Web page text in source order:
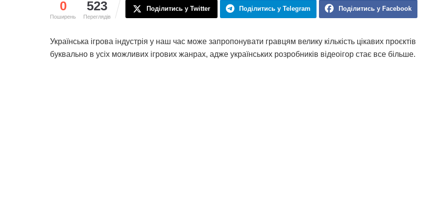
0
Поширень
523
Переглядів
Поділитись у Twitter Поділитись у Telegram Поділитись у Facebook
Українська ігрова індустрія у наш час може запропонувати гравцям велику кількість цікавих проєктів
буквально в усіх можливих ігрових жанрах, адже українських розробників відеоігор стає все більше.